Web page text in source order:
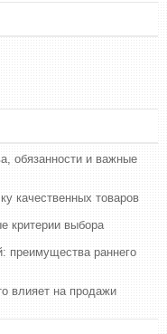
обязанности и важные
качественных товаров
критерии выбора
преимущества раннего
влияет на продажи